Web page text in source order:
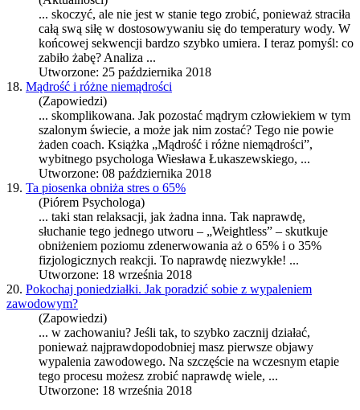
... skoczyć, ale nie jest w stanie tego zrobić, ponieważ straciła
całą swą siłę w dostosowywaniu się do temperatury wody. W
końcowej sekwencji bardzo szybko umiera. I teraz pomyśl: co
zabiło żabę? Analiza ...
Utworzone: 25 października 2018
18. Mądrość i różne niemądrości
(Zapowiedzi)
... skomplikowana. Jak pozostać mądrym człowiekiem w tym
szalonym świecie, a może jak nim zostać? Tego nie powie
żaden coach. Książka „Mądrość i różne niemądrości”,
wybitnego psychologa Wiesława Łukaszewskiego, ...
Utworzone: 08 października 2018
19. Ta piosenka obniża stres o 65%
(Piórem Psychologa)
... taki stan relaksacji, jak żadna inna. Tak naprawdę,
słuchanie tego jednego utworu – „Weightless” – skutkuje
obniżeniem poziomu zdenerwowania aż o 65% i o 35%
fizjologicznych reakcji. To naprawdę niezwykłe! ...
Utworzone: 18 września 2018
20. Pokochaj poniedziałki. Jak poradzić sobie z wypaleniem
zawodowym?
(Zapowiedzi)
... w zachowaniu? Jeśli tak, to szybko zacznij działać,
ponieważ najprawdopodobniej masz pierwsze objawy
wypalenia zawodowego. Na szczęście na wczesnym etapie
tego procesu możesz zrobić naprawdę wiele, ...
Utworzone: 18 września 2018